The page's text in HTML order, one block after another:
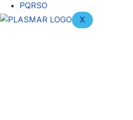
PQRSO
X